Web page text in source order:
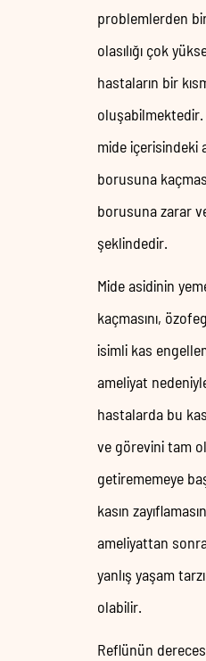
problemlerden
olasılığı çok
hastaların bir
oluşabilmektedir.
mide içerisindeki
borusuna
borusuna zarar
şeklindedir.
Mide asidinin
kaçmasını,
isimli kas
ameliyat
hastalarda bu
ve görevini tam
getirememeye
kasın
ameliyattan
yanlış yaşam
olabilir.
Reflünün